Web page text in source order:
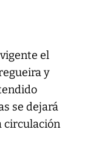
el
y
se dejará
circulación